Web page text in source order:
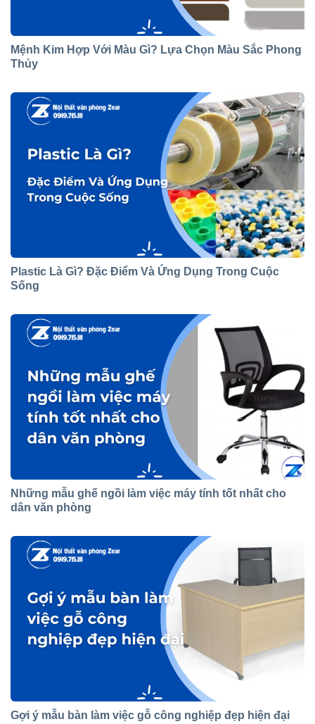
Mệnh Kim Hợp Với Màu Gì? Lựa Chọn Màu Sắc Phong
Thủy
Plastic Là Gì? Đặc Điểm Và Ứng Dụng Trong Cuộc
Sống
Những mẫu ghế ngồi làm việc máy tính tốt nhất cho
dân văn phòng
Gợi ý mẫu bàn làm việc gỗ công nghiệp đẹp hiện đại